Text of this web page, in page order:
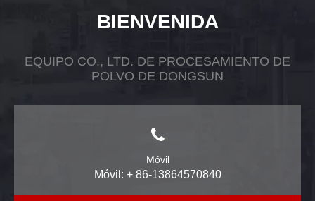
BIENVENIDA
EQUIPO CO., LTD. DE PROCESAMIENTO DE
POLVO DE DONGSUN
Móvil
Móvil: + 86-13864570840